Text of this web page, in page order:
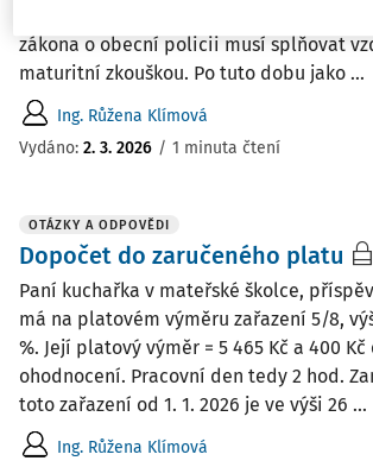
zákona o obecní policii musí splňovat
maturitní zkouškou. Po tuto dobu jako ...
Ing. Růžena Klímová
Vydáno: 2. 3. 2026 / 1 minuta čtení
OTÁZKY A ODPOVĚDI
Dopočet do zaručeného platu
Paní kuchařka v mateřské školce,
má na platovém výměru zařazení 5/8,
%. Její platový výměr = 5 465 Kč a 400 Kč
ohodnocení. Pracovní den tedy 2 hod.
toto zařazení od 1. 1. 2026 je ve výši 26 ...
Ing. Růžena Klímová